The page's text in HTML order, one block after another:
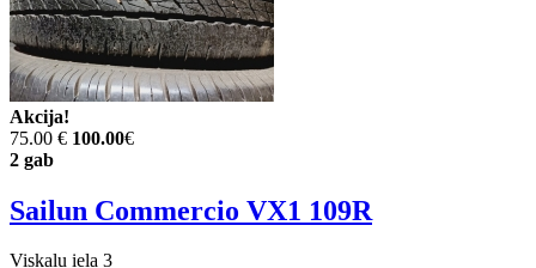
Akcija!
75.00 € 100.00€
2 gab
Sailun Commercio VX1 109R
Viskaļu iela 3